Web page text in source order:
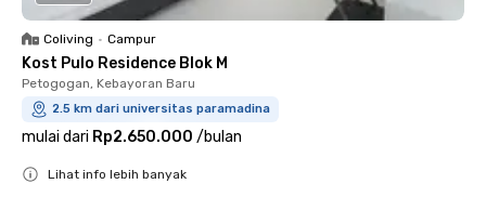
Coliving • Campur
Kost Pulo Residence Blok M
Petogogan, Kebayoran Baru
2.5 km dari universitas paramadina
mulai dari Rp2.650.000 /bulan
Lihat info lebih banyak